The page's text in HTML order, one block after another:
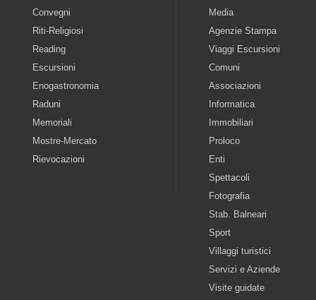
Convegni
Riti-Religiosi
Reading
Escursioni
Enogastronomia
Raduni
Memoriali
Mostre-Mercato
Rievocazioni
Media
Agenzie Stampa
Viaggi Escursioni
Comuni
Associazioni
Informatica
Immobiliari
Proloco
Enti
Spettacoli
Fotografia
Stab. Balneari
Sport
Villaggi turistici
Servizi e Aziende
Visite guidate